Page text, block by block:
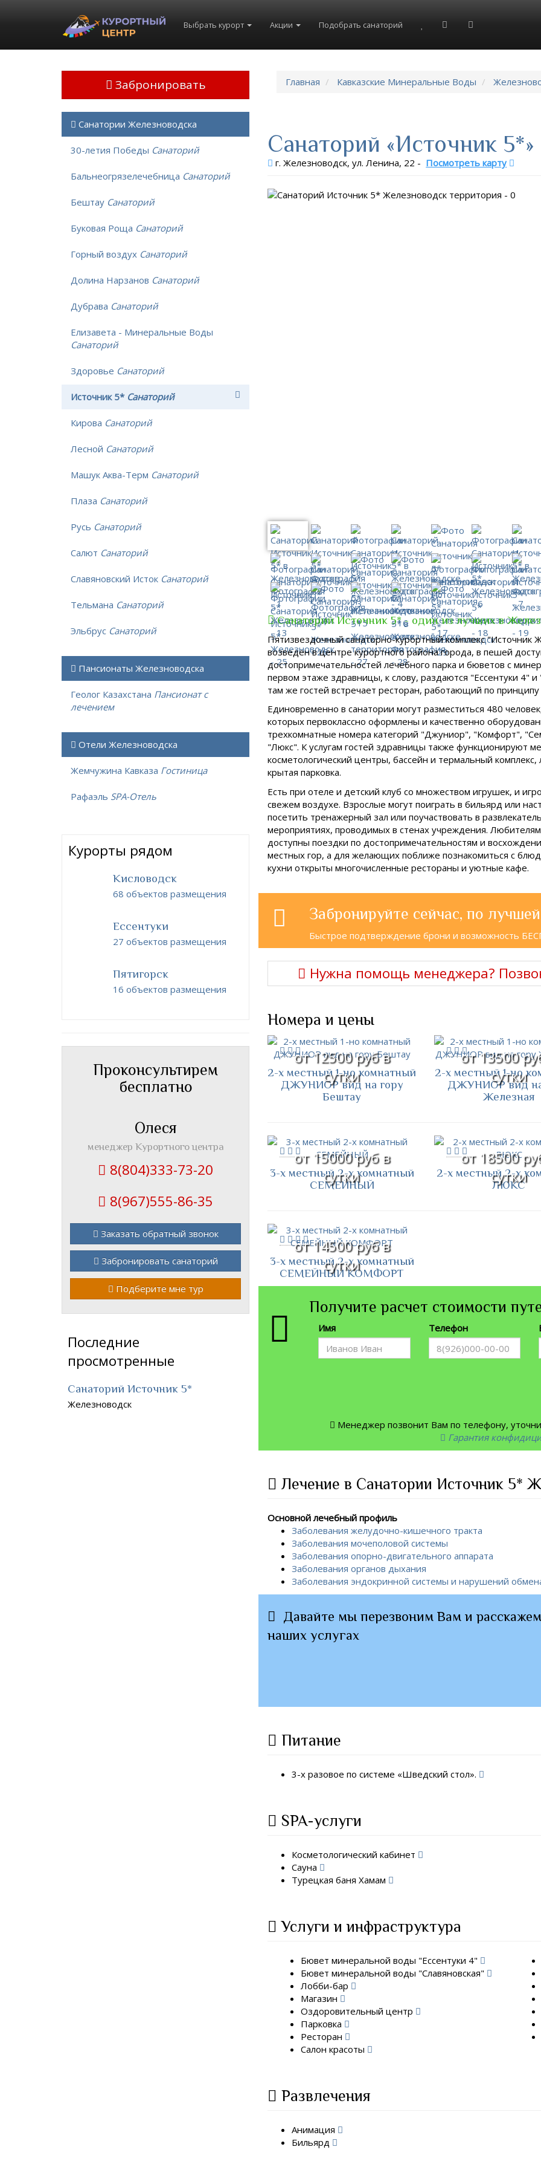
Выбрать курорт Акции Подобрать санаторий
Главная Кавказские Минеральные Воды
Санаторий «Источник 5*»
г. Железноводск, ул. Ленина, 22 - Посмотреть карту
Санаторий Источник 5* - один из лучших в
Пятизвездочный санаторно-курортный комплекс "Источник
возведен в центре курортного района города, в пешей
достопримечательностей лечебного парка и бюветов с
первом этаже здравницы, к слову, раздаются "Ессентуки 4" и
там же гостей встречает ресторан, работающий по
Единовременно в санатории могут разместиться 480
которых первоклассно оформлены и качественно
трехкомнатные номера категорий "Джуниор", "Комфорт",
"Люкс". К услугам гостей здравницы также функционируют
косметологический центры, бассейн и термальный комплекс,
крытая парковка.
Есть при отеле и детский клуб со множеством игрушек, и
свежем воздухе. Взрослые могут поиграть в бильярд или
посетить тренажерный зал или поучаствовать в
мероприятиях, проводимых в стенах учреждения. Любителям
доступны поездки по достопримечательностям и
местных гор, а для желающих поближе познакомиться с
кухни открыты многочисленные рестораны и уютные кафе.
Забронируйте сейчас, по
Быстрое подтверждение брони и возможность
Нужна помощь менеджера?
Номера и цены
от 12500 руб в
сутки
2-х местный 1-но комнатный
ДЖУНИОР вид на гору
Бештау
от 13500
сутки
2-х местный 1-но
ДЖУНИОР вид
Железная
от 15000 руб в
сутки
3-х местный 2-х комнатный
СЕМЕЙНЫЙ
от 18500
сутки
2-х местный 2-х
ЛЮКС
от 14500 руб в
сутки
3-х местный 2-х комнатный
СЕМЕЙНЫЙ КОМФОРТ
Получите расчет стоимости
Имя Телефон
Менеджер позвонит Вам по телефону,
Гарантия
Лечение в Санатории Источник 5*
Основной лечебный профиль
Заболевания желудочно-кишечного тракта
Заболевания мочеполовой системы
Заболевания опорно-двигательного аппарата
Заболевания органов дыхания
Заболевания эндокринной системы и нарушений
Давайте мы перезвоним Вам и
наших услугах
Питание
3-х разовое по системе «Шведский стол».
SPA-услуги
Косметологический кабинет
Сауна
Турецкая баня Хамам
Услуги и инфраструктура
Бювет минеральной воды "Ессентуки 4"
Бювет минеральной воды "Славяновская"
Лобби-бар
Магазин
Оздоровительный центр
Парковка
Ресторан
Салон красоты
Развлечения
Анимация
Бильярд
Забронировать
Санатории Железноводска
30-летия Победы Санаторий
Бальнеогрязелечебница Санаторий
Бештау Санаторий
Буковая Роща Санаторий
Горный воздух Санаторий
Долина Нарзанов Санаторий
Дубрава Санаторий
Елизавета - Минеральные Воды
Санаторий
Здоровье Санаторий
Источник 5* Санаторий
Кирова Санаторий
Лесной Санаторий
Машук Аква-Терм Санаторий
Плаза Санаторий
Русь Санаторий
Салют Санаторий
Славяновский Исток Санаторий
Тельмана Санаторий
Эльбрус Санаторий
Пансионаты Железноводска
Геолог Казахстана Пансионат с
лечением
Отели Железноводска
Жемчужина Кавказа Гостиница
Рафаэль SPA-Отель
Курорты рядом
Кисловодск
68 объектов размещения
Ессентуки
27 объектов размещения
Пятигорск
16 объектов размещения
Проконсультирем
бесплатно
Олеся
менеджер Курортного центра
8(804)333-73-20
8(967)555-86-35
Заказать обратный звонок
Забронировать санаторий
Подберите мне тур
Последние
просмотренные
Санаторий Источник 5*
Железноводск